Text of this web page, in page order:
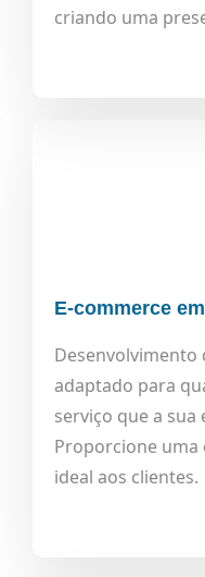
criando uma
E-commerce
Desenvolvimento
adaptado para
serviço que a sua
Proporcione uma
ideal aos clientes.